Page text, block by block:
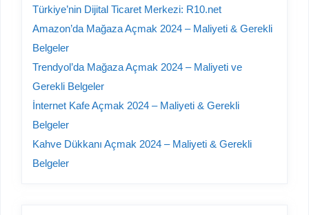
Türkiye’nin Dijital Ticaret Merkezi: R10.net
Amazon’da Mağaza Açmak 2024 – Maliyeti & Gerekli
Belgeler
Trendyol’da Mağaza Açmak 2024 – Maliyeti ve
Gerekli Belgeler
İnternet Kafe Açmak 2024 – Maliyeti & Gerekli
Belgeler
Kahve Dükkanı Açmak 2024 – Maliyeti & Gerekli
Belgeler